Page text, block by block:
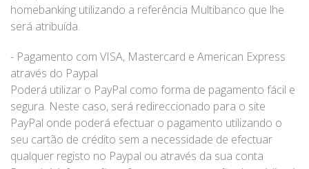
homebanking utilizando a referência Multibanco que lhe
será atribuída.
- Pagamento com VISA, Mastercard e American Express
através do Paypal
Poderá utilizar o PayPal como forma de pagamento fácil e
segura. Neste caso, será redireccionado para o site
PayPal onde poderá efectuar o pagamento utilizando o
seu cartão de crédito sem a necessidade de efectuar
qualquer registo no Paypal ou através da sua conta